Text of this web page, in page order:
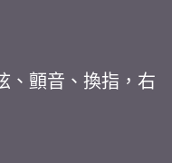
、顫音、換指，右